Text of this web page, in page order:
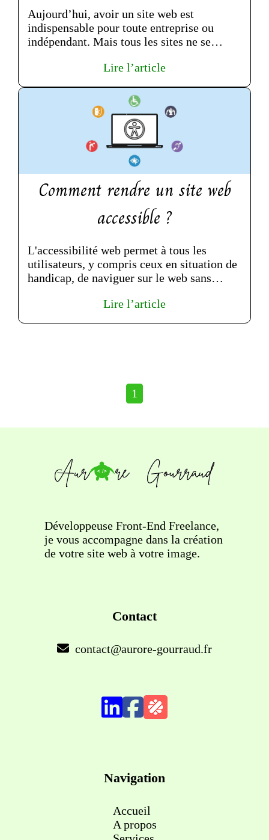
Aujourd’hui, avoir un site web est
indispensable pour toute entreprise ou
indépendant. Mais tous les sites ne se
Lire l’article
Comment rendre un site web
accessible ?
L'accessibilité web permet à tous les
utilisateurs, y compris ceux en situation de
handicap, de naviguer sur le web sans
Lire l’article
1
Développeuse Front-End Freelance,
je vous accompagne dans la création
de votre site web à votre image.
Contact
contact@aurore-gourraud.fr
Navigation
Accueil
A propos